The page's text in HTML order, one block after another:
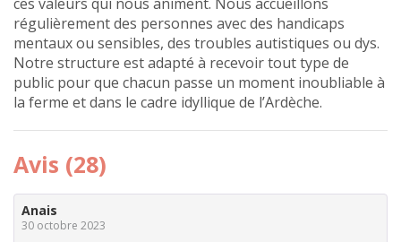
régulièrement des personnes avec des handicaps
mentaux ou sensibles, des troubles autistiques ou dys.
Notre structure est adapté à recevoir tout type de
public pour que chacun passe un moment inoubliable à
la ferme et dans le cadre idyllique de l’Ardèche.
Avis (28)
Anais
30 octobre 2023